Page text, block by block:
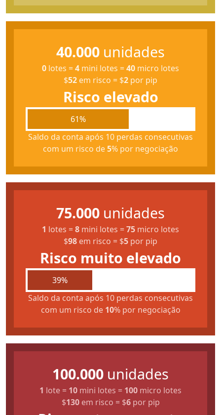
40.000 unidades
0 lotes =4 mini lotes =40 micro lotes
$52 em risco = $2 por pip
Risco elevado
61%
Saldo da conta após 10 perdas consecutivas
com um risco de5% por negociação
75.000 unidades
1 lotes =8 mini lotes =75 micro lotes
$98 em risco = $5 por pip
Risco muito elevado
39%
Saldo da conta após 10 perdas consecutivas
com um risco de 10% por negociação
100.000 unidades
1 lote = 10 mini lotes = 100 micro lotes
$130em risco = $6por pip